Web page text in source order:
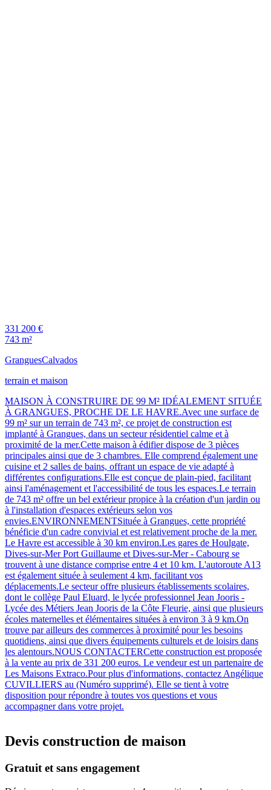
331 200 €
743 m²
GranguesCalvados
terrain et maison
MAISON À CONSTRUIRE DE 99 M² IDÉALEMENT SITUÉE
À GRANGUES, PROCHE DE LE HAVRE.Avec une surface de
99 m² sur un terrain de 743 m², ce projet de construction est
implanté à Grangues, dans un secteur résidentiel calme et à
proximité de la mer.Cette maison à édifier dispose de 3 pièces
principales ainsi que de 3 chambres. Elle comprend également une
cuisine et 2 salles de bains, offrant un espace de vie adapté à
différentes configurations.Elle est conçue de plain-pied, facilitant
ainsi l'aménagement et l'accessibilité de tous les espaces.Le terrain
de 743 m² offre un bel extérieur propice à la création d'un jardin ou
à l'installation d'espaces extérieurs selon vos
envies.ENVIRONNEMENTSituée à Grangues, cette propriété
bénéficie d'un cadre convivial et est relativement proche de la mer.
Le Havre est accessible à 30 km environ.Les gares de Houlgate,
Dives-sur-Mer Port Guillaume et Dives-sur-Mer - Cabourg se
trouvent à une distance comprise entre 4 et 10 km. L'autoroute A13
est également située à seulement 4 km, facilitant vos
déplacements.Le secteur offre plusieurs établissements scolaires,
dont le collège Paul Eluard, le lycée professionnel Jean Jooris -
Lycée des Métiers Jean Jooris de la Côte Fleurie, ainsi que plusieurs
écoles maternelles et élémentaires situées à environ 3 à 9 km.On
trouve par ailleurs des commerces à proximité pour les besoins
quotidiens, ainsi que divers équipements culturels et de loisirs dans
les alentours.NOUS CONTACTERCette construction est proposée
à la vente au prix de 331 200 euros. Le vendeur est un partenaire de
Les Maisons Extraco.Pour plus d'informations, contactez Angélique
CUVILLIERS au (Numéro supprimé). Elle se tient à votre
disposition pour répondre à toutes vos questions et vous
accompagner dans votre projet.
Devis construction de maison
Gratuit et sans engagement